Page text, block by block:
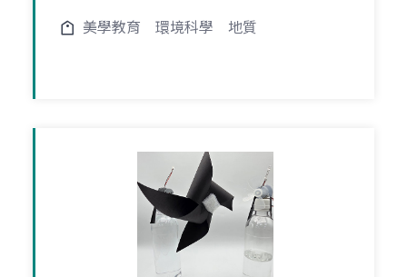
美學教育 環境科學 地質